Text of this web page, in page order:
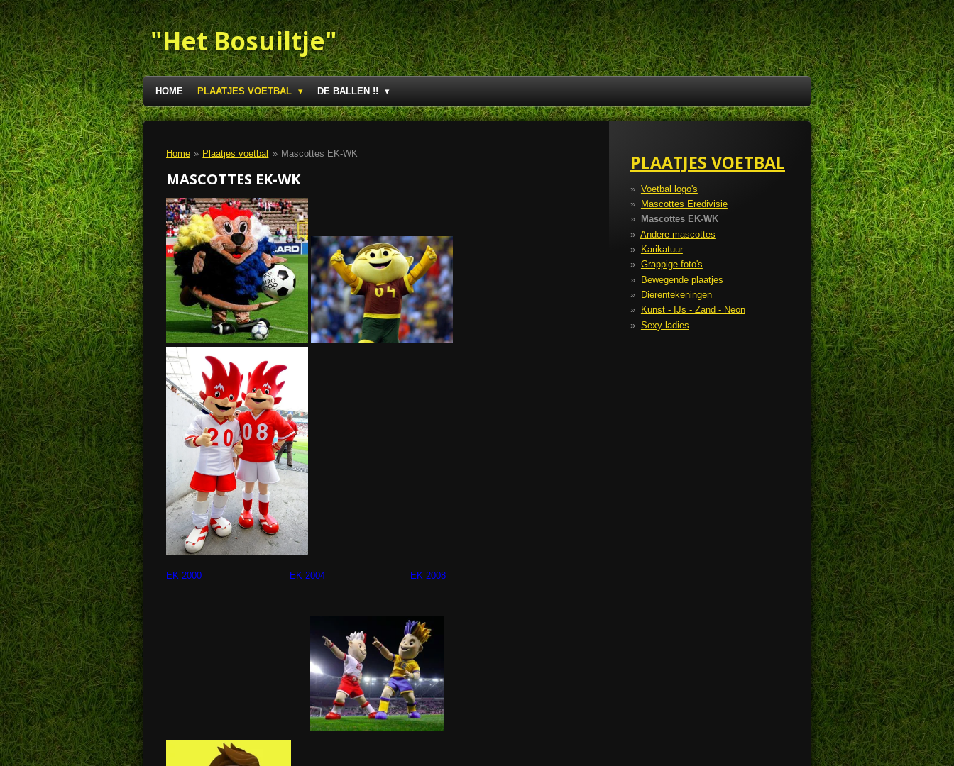
Ga
direct
naar
de
hoofdinhoud
"Het Bosuiltje"
HOME PLAATJES VOETBAL DE BALLEN !!
Home » Plaatjes voetbal » Mascottes EK-WK
MASCOTTES EK-WK
EK 2000 EK 2004 EK 2008
PLAATJES VOETBAL
Voetbal logo's
Mascottes Eredivisie
Mascottes EK-WK
Andere mascottes
Karikatuur
Grappige foto's
Bewegende plaatjes
Dierentekeningen
Kunst - IJs - Zand - Neon
Sexy ladies